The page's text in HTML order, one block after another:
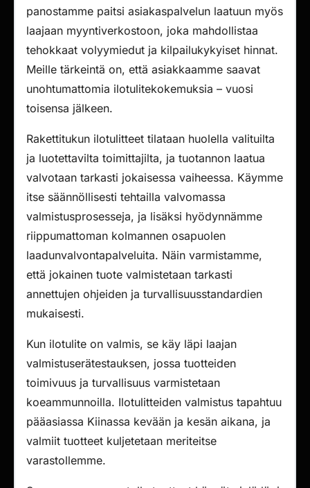
panostamme paitsi asiakaspalvelun laatuun myös
laajaan myyntiverkostoon, joka mahdollistaa
tehokkaat volyymiedut ja kilpailukykyiset hinnat.
Meille tärkeintä on, että asiakkaamme saavat
unohtumattomia ilotulitekokemuksia – vuosi
toisensa jälkeen.
Rakettitukun ilotulitteet tilataan huolella valituilta
ja luotettavilta toimittajilta, ja tuotannon laatua
valvotaan tarkasti jokaisessa vaiheessa. Käymme
itse säännöllisesti tehtailla valvomassa
valmistusprosesseja, ja lisäksi hyödynnämme
riippumattoman kolmannen osapuolen
laadunvalvontapalveluita. Näin varmistamme,
että jokainen tuote valmistetaan tarkasti
annettujen ohjeiden ja turvallisuusstandardien
mukaisesti.
Kun ilotulite on valmis, se käy läpi laajan
valmistuserätestauksen, jossa tuotteiden
toimivuus ja turvallisuus varmistetaan
koeammunnoilla. Ilotulitteiden valmistus tapahtuu
pääasiassa Kiinassa kevään ja kesän aikana, ja
valmiit tuotteet kuljetetaan meriteitse
varastollemme.